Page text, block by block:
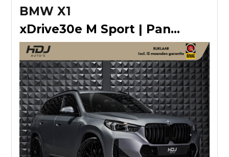
BMW X1
xDrive30e M Sport | Pano | 20"| Dirve Pro | HUD | H/K | Trek